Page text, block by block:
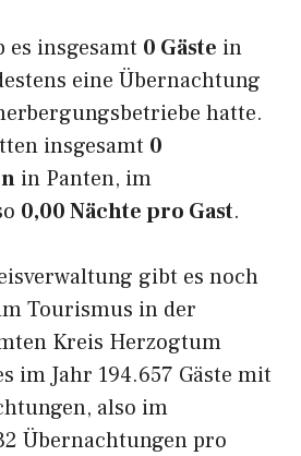
es insgesamt 0 Gäste in
eine Übernachtung
hatte.
insgesamt 0
in Panten, im
0,00 Nächte pro Gast.
gibt es noch
Tourismus in der
Kreis Herzogtum
im Jahr 194.657 Gäste mit
also im
Übernachtungen pro